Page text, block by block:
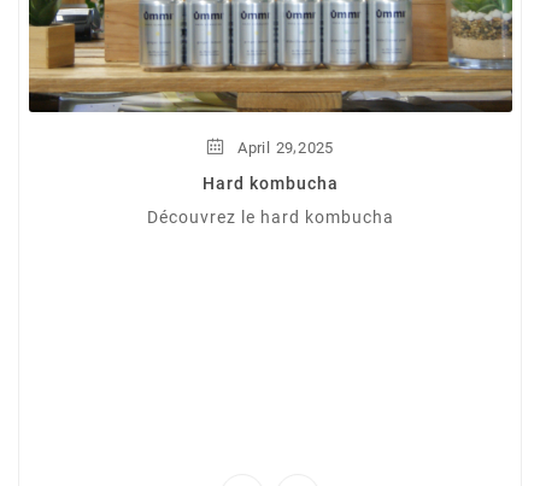
April 29,2025
Hard kombucha
Découvrez le hard kombucha